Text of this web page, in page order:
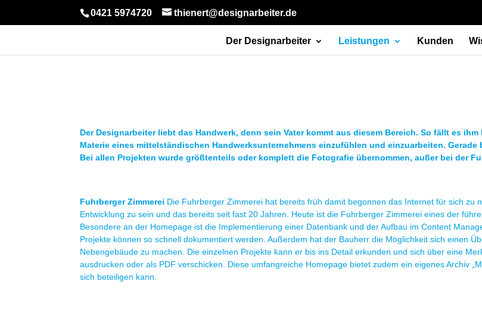
0421 5974720 thienert@designarbeiter.de
Der Designarbeiter Leistungen Kunden
Der Designarbeiter liebt das Handwerk, denn sein Vater kommt aus diesem Bereich. So fällt es
Materie eines mittelständischen Handwerksunternehmens einzufühlen und einzuarbeiten.
Bei allen Projekten wurde größtenteils oder komplett die Fotografie übernommen, außer bei der
Fuhrberger Zimmerei Die Fuhrberger Zimmerei hat bereits früh damit begonnen das Internet für sich zu
Entwicklung zu sein und das bereits seit fast 20 Jahren. Heute ist die Fuhrberger Zimmerei eines der
Besondere an der Homepage ist die Implementierung einer Datenbank und der Aufbau im Content
Projekte können so schnell dokumentiert werden. Außerdem hat der Bauherr die Möglichkeit sich einen
Nebengebäude zu machen. Die einzelnen Projekte kann er bis ins Detail erkunden und sich über eine
ausdrucken oder als PDF verschicken. Diese umfangreiche Homepage bietet zudem ein eigenes Archiv
sich beteiligen kann.